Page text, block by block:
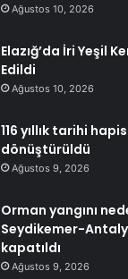
Ağustos 10, 2026
Elazığ’da İri Yeşil
Edildi
Ağustos 10, 2026
116 yıllık tarihi
dönüştürüldü
Ağustos 9, 2026
Orman yangını
Seydikemer-
kapatıldı
Ağustos 9, 2026